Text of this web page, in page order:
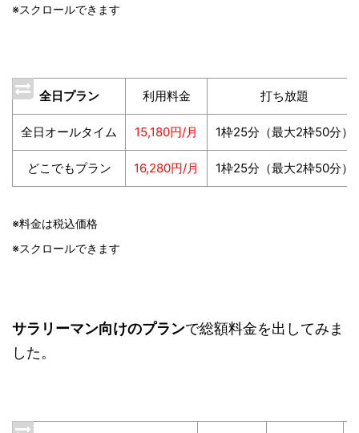
※スクロールできます
全日プラン 利用料金 打ち放題
全日オールタイム 15,180円/月 1枠25分（最大2枠50分）
どこでもプラン 16,280円/月 1枠25分（最大2枠50分）
※料金は税込価格
※スクロールできます
サラリーマン向けのプランで総額料金を出してみま
した。